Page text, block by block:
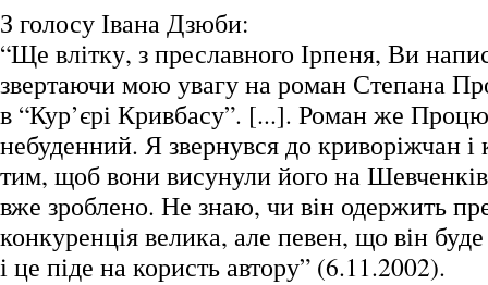
З голосу Івана Дзюби:
“Ще влітку, з преславного Ірпеня, Ви
звертаючи мою увагу на роман Степана
в “Кур’єрі Кривбасу”. [...]. Роман же
небуденний. Я звернувся до криворіжчан і
тим, щоб вони висунули його на
вже зроблено. Не знаю, чи він одержить
конкуренція велика, але певен, що він
і це піде на користь автору” (6.11.2002).